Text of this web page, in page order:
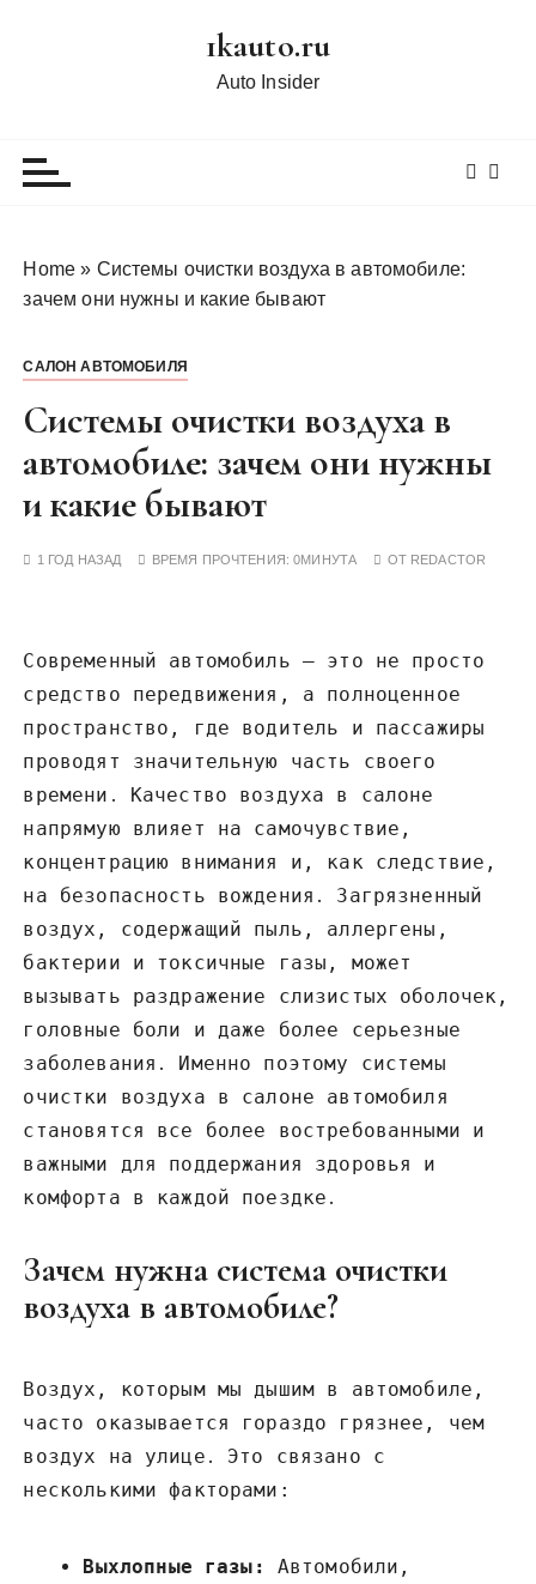
1kauto.ru
Auto Insider
Home » Системы очистки воздуха в автомобиле:
зачем они нужны и какие бывают
САЛОН АВТОМОБИЛЯ
Системы очистки воздуха в
автомобиле: зачем они нужны
и какие бывают
1 ГОД НАЗАД ВРЕМЯ ПРОЧТЕНИЯ:0МИНУТА ОТ REDACTOR
Современный автомобиль – это не просто
средство передвижения, а полноценное
пространство, где водитель и пассажиры
проводят значительную часть своего
времени․ Качество воздуха в салоне
напрямую влияет на самочувствие,
концентрацию внимания и, как следствие,
на безопасность вождения․ Загрязненный
воздух, содержащий пыль, аллергены,
бактерии и токсичные газы, может
вызывать раздражение слизистых оболочек,
головные боли и даже более серьезные
заболевания․ Именно поэтому системы
очистки воздуха в салоне автомобиля
становятся все более востребованными и
важными для поддержания здоровья и
комфорта в каждой поездке․
Зачем нужна система очистки
воздуха в автомобиле?
Воздух, которым мы дышим в автомобиле,
часто оказывается гораздо грязнее, чем
воздух на улице․ Это связано с
несколькими факторами:
Выхлопные газы:
Автомобили,